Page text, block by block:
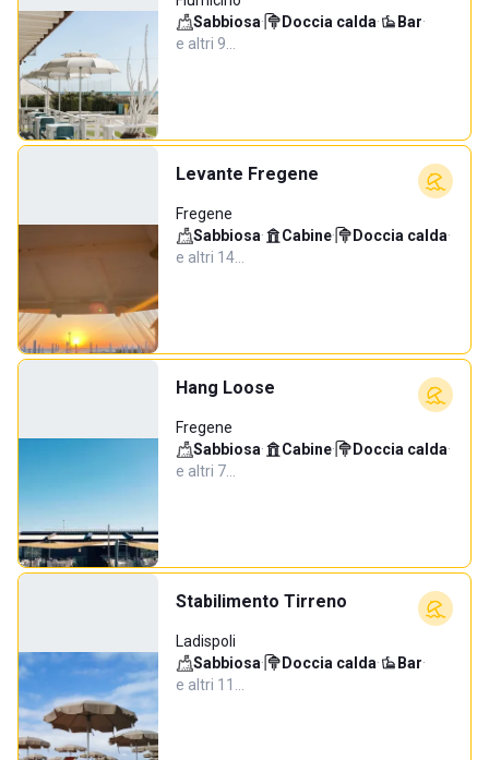
Sabbiosa· Doccia calda· Bar·
e altri 9…
Levante Fregene
Fregene
Sabbiosa· Cabine· Doccia calda·
e altri 14…
Hang Loose
Fregene
Sabbiosa· Cabine· Doccia calda·
e altri 7…
Stabilimento Tirreno
Ladispoli
Sabbiosa· Doccia calda· Bar·
e altri 11…